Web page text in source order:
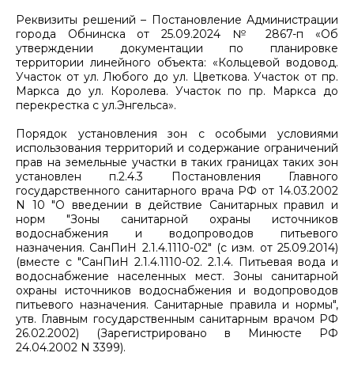
Реквизиты решений – Постановление Администрации
города Обнинска от 25.09.2024 № 2867-п «Об
утверждении документации по планировке
территории линейного объекта: «Кольцевой водовод.
Участок от ул. Любого до ул. Цветкова. Участок от пр.
Маркса до ул. Королева. Участок по пр. Маркса до
перекрестка с ул.Энгельса».
Порядок установления зон с особыми условиями
использования территорий и содержание ограничений
прав на земельные участки в таких границах таких зон
установлен п.2.4.3 Постановления Главного
государственного санитарного врача РФ от 14.03.2002
N 10 "О введении в действие Санитарных правил и
норм "Зоны санитарной охраны источников
водоснабжения и водопроводов питьевого
назначения. СанПиН 2.1.4.1110-02" (с изм. от 25.09.2014)
(вместе с "СанПиН 2.1.4.1110-02. 2.1.4. Питьевая вода и
водоснабжение населенных мест. Зоны санитарной
охраны источников водоснабжения и водопроводов
питьевого назначения. Санитарные правила и нормы",
утв. Главным государственным санитарным врачом РФ
26.02.2002) (Зарегистрировано в Минюсте РФ
24.04.2002 N 3399).